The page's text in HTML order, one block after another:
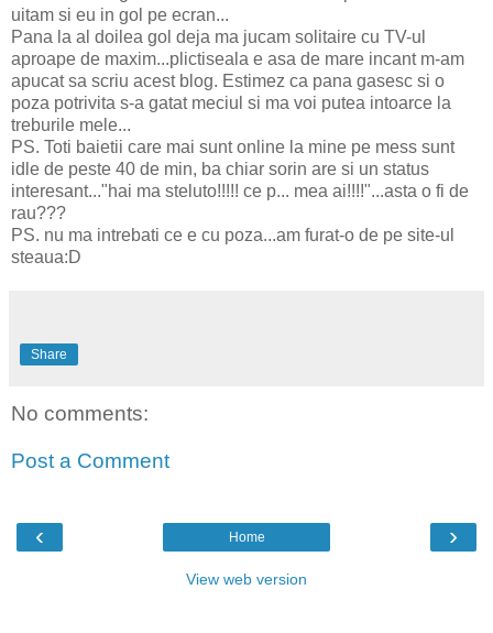
uitam si eu in gol pe ecran...
Pana la al doilea gol deja ma jucam solitaire cu TV-ul
aproape de maxim...plictiseala e asa de mare incant m-am
apucat sa scriu acest blog. Estimez ca pana gasesc si o
poza potrivita s-a gatat meciul si ma voi putea intoarce la
treburile mele...
PS. Toti baietii care mai sunt online la mine pe mess sunt
idle de peste 40 de min, ba chiar sorin are si un status
interesant..."hai ma steluto!!!!! ce p... mea ai!!!!"...asta o fi de
rau???
PS. nu ma intrebati ce e cu poza...am furat-o de pe site-ul
steaua:D
Share
No comments:
Post a Comment
‹ ›
Home
View web version